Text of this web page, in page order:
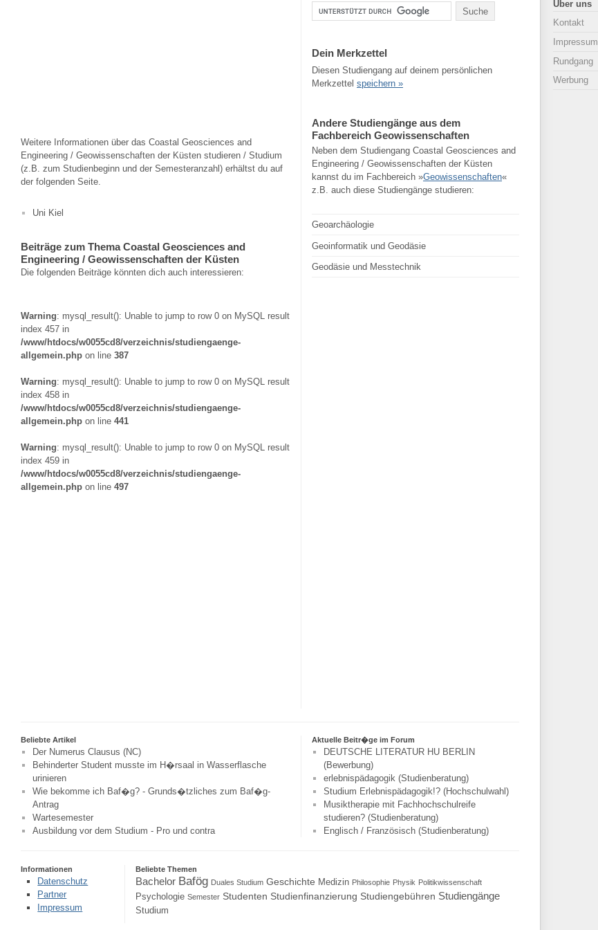
Weitere Informationen über das Coastal Geosciences and
Engineering / Geowissenschaften der Küsten studieren / Studium
(z.B. zum Studienbeginn und der Semesteranzahl) erhältst du auf
der folgenden Seite.
Uni Kiel
Beiträge zum Thema Coastal Geosciences and
Engineering / Geowissenschaften der Küsten
Die folgenden Beiträge könnten dich auch interessieren:
Warning: mysql_result(): Unable to jump to row 0 on MySQL result
index 457 in
/www/htdocs/w0055cd8/verzeichnis/studiengaenge-
allgemein.php on line 387
Warning: mysql_result(): Unable to jump to row 0 on MySQL result
index 458 in
/www/htdocs/w0055cd8/verzeichnis/studiengaenge-
allgemein.php on line 441
Warning: mysql_result(): Unable to jump to row 0 on MySQL result
index 459 in
/www/htdocs/w0055cd8/verzeichnis/studiengaenge-
allgemein.php on line 497
Dein Merkzettel
Diesen Studiengang auf deinem persönlichen
Merkzettel speichern »
Andere Studiengänge aus dem
Fachbereich Geowissenschaften
Neben dem Studiengang Coastal Geosciences and
Engineering / Geowissenschaften der Küsten
kannst du im Fachbereich »Geowissenschaften«
z.B. auch diese Studiengänge studieren:
Geoarchäologie
Geoinformatik und Geodäsie
Geodäsie und Messtechnik
Über uns
Kontakt
Impressum
Rundgang
Werbung
Beliebte Artikel
Der Numerus Clausus (NC)
Behinderter Student musste im H�rsaal in Wasserflasche
urinieren
Wie bekomme ich Baf�g? - Grunds�tzliches zum Baf�g-
Antrag
Wartesemester
Ausbildung vor dem Studium - Pro und contra
Aktuelle Beitr�ge im Forum
DEUTSCHE LITERATUR HU BERLIN
(Bewerbung)
erlebnispädagogik (Studienberatung)
Studium Erlebnispädagogik!? (Hochschulwahl)
Musiktherapie mit Fachhochschulreife
studieren? (Studienberatung)
Englisch / Französisch (Studienberatung)
Informationen
Datenschutz
Partner
Impressum
Beliebte Themen
Bachelor Bafög Duales Studium Geschichte Medizin Philosophie Physik Politikwissenschaft
Psychologie Semester Studenten Studienfinanzierung Studiengebühren Studiengänge
Studium